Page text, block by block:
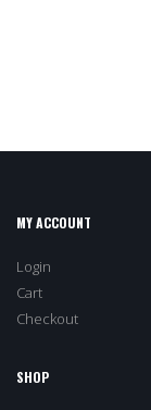
MY ACCOUNT
Login
Cart
Checkout
SHOP